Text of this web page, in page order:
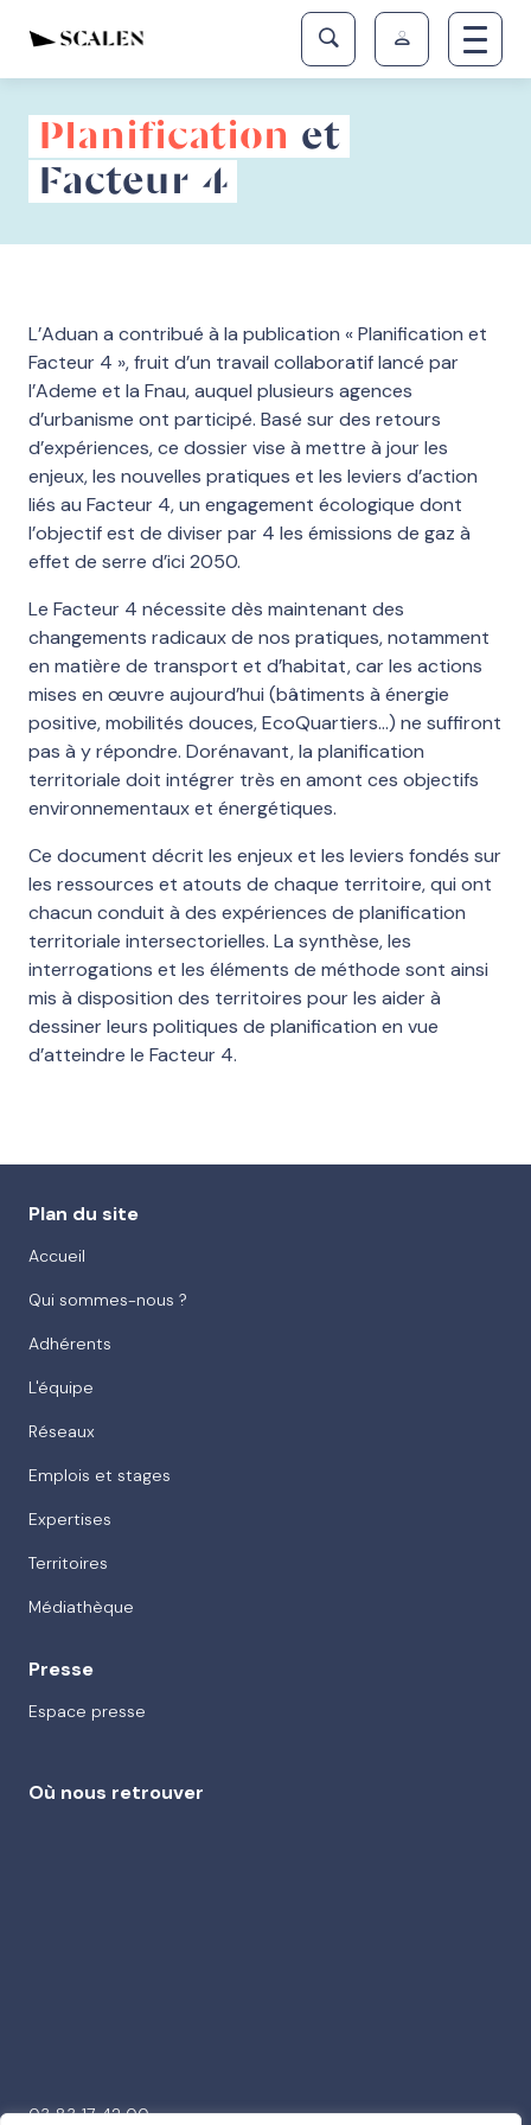
Planification et
Facteur 4
L’Aduan a contribué à la publication « Planification et
Facteur 4 », fruit d’un travail collaboratif lancé par
l’Ademe et la Fnau, auquel plusieurs agences
d’urbanisme ont participé. Basé sur des retours
d’expériences, ce dossier vise à mettre à jour les
enjeux, les nouvelles pratiques et les leviers d’action
liés au Facteur 4, un engagement écologique dont
l’objectif est de diviser par 4 les émissions de gaz à
effet de serre d’ici 2050.
Le Facteur 4 nécessite dès maintenant des
changements radicaux de nos pratiques, notamment
en matière de transport et d’habitat, car les actions
mises en œuvre aujourd’hui (bâtiments à énergie
positive, mobilités douces, EcoQuartiers…) ne suffiront
pas à y répondre. Dorénavant, la planification
territoriale doit intégrer très en amont ces objectifs
environnementaux et énergétiques.
Ce document décrit les enjeux et les leviers fondés sur
les ressources et atouts de chaque territoire, qui ont
chacun conduit à des expériences de planification
territoriale intersectorielles. La synthèse, les
interrogations et les éléments de méthode sont ainsi
mis à disposition des territoires pour les aider à
dessiner leurs politiques de planification en vue
d’atteindre le Facteur 4.
Plan du site
Accueil
Qui sommes-nous ?
Adhérents
L'équipe
Réseaux
Emplois et stages
Expertises
Territoires
Médiathèque
Presse
Espace presse
Où nous retrouver
03 83 17 42 00